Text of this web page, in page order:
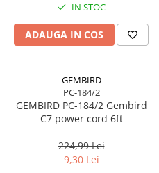
IN STOC
ADAUGA IN COS
GEMBIRD
PC-184/2
GEMBIRD PC-184/2 Gembird
C7 power cord 6ft
224,99 Lei
9,30 Lei